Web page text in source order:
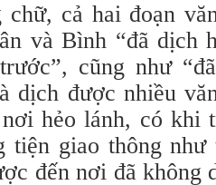
chữ, cả hai đoạn
và Bình “đã dịch
cũng như
dịch được nhiều
hẻo lánh, có khi
tiện giao thông
đến nơi đã không